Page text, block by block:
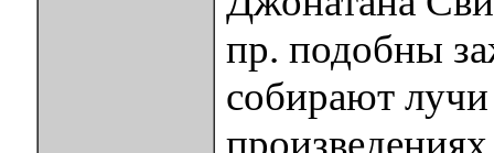
пр. подобны
собирают